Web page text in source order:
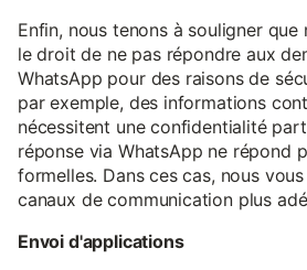
Enfin, nous tenons à souligner que
le droit de ne pas répondre aux
WhatsApp pour des raisons de
par exemple, des informations
nécessitent une confidentialité
réponse via WhatsApp ne répond
formelles. Dans ces cas, nous
canaux de communication plus
Envoi d'applications